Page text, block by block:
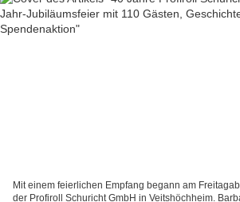
Mit einem feierlichen Empfang begann am
der Profiroll Schuricht GmbH in Veitshöchheim.